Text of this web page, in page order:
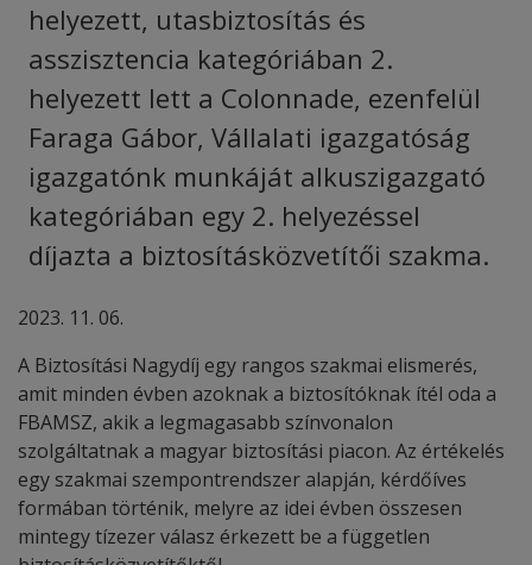
helyezett, utasbiztosítás és
asszisztencia kategóriában 2.
helyezett lett a Colonnade, ezenfelül
Faraga Gábor, Vállalati igazgatóság
igazgatónk munkáját alkuszigazgató
kategóriában egy 2. helyezéssel
díjazta a biztosításközvetítői szakma.
2023. 11. 06.
A Biztosítási Nagydíj egy rangos szakmai elismerés,
amit minden évben azoknak a biztosítóknak ítél oda a
FBAMSZ, akik a legmagasabb színvonalon
szolgáltatnak a magyar biztosítási piacon. Az értékelés
egy szakmai szempontrendszer alapján, kérdőíves
formában történik, melyre az idei évben összesen
mintegy tízezer válasz érkezett be a független